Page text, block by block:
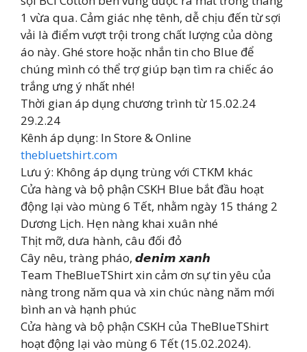
1 vừa qua. Cảm giác nhẹ tênh, dễ chịu đến từ sợi
vải là điểm vượt trội trong chất lượng của dòng
áo này. Ghé store hoặc nhắn tin cho Blue để
chúng mình có thể trợ giúp bạn tìm ra chiếc áo
trắng ưng ý nhất nhé!
Thời gian áp dụng chương trình từ 15.02.24
29.2.24
Kênh áp dụng: In Store & Online
thebluetshirt.com
Lưu ý: Không áp dụng trùng với CTKM khác
Cửa hàng và bộ phận CSKH Blue bắt đầu hoạt
động lại vào mùng 6 Tết, nhằm ngày 15 tháng 2
Dương Lịch. Hẹn nàng khai xuân nhé
Thịt mỡ, dưa hành, câu đối đỏ
Cây nêu, tràng pháo, 𝙙𝙚𝙣𝙞𝙢 𝙭𝙖𝙣𝙝
Team TheBlueTShirt xin cảm ơn sự tin yêu của
nàng trong năm qua và xin chúc nàng năm mới
bình an và hạnh phúc
Cửa hàng và bộ phận CSKH của TheBlueTShirt
hoạt động lại vào mùng 6 Tết (15.02.2024).